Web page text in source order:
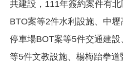
共建設，111年簽約案件有
BTO案等2件水利設施、中
停車場BOT案等5件交通建
等5件文教設施、楊梅跆拳